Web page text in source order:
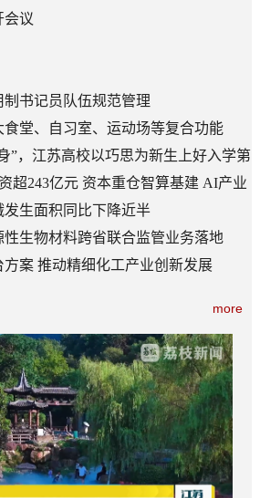
会议
书记员队伍规范管理
堂、自习室、运动场等复合功能
生活场景”
”，江苏高校以巧思为新生上好入学第
超243亿元 资本重仓智算基建 AI产业
生面积同比下降近半
生物材料跨省联合监管业务落地
案 推动精细化工产业创新发展
more